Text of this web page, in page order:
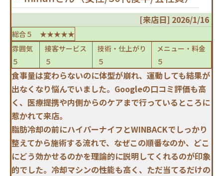
[来店日] 2026/1/16
総合５ ★★★★★
雰囲気
５
接客サービス
５
技術・仕上がり
５
メニュー・料金
５
食事量は変わらないのに体型が崩れ、運動しても結果が
出なくなり悩んでいました。Googleの口コミ評価も高
く、医療提携や内側からのケアまで行っているところに
惹かれて来店。
脂肪冷却の前にハイパーナイフとWINBACKでしっかり
整えてから施術する流れで、なぜこの順番なのか、どこ
にどう効かせるのかを理論的に説明してくれるのが印象
的でした。冷却マシンの性能も高く、ただ当てるだけの